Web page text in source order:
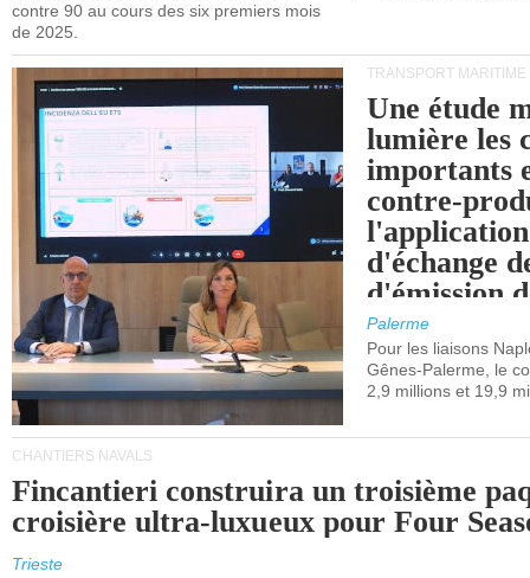
contre 90 au cours des six premiers mois
de 2025.
TRANSPORT MARITIME
Une étude
lumière les
importants
contre-
d'échange
d'émission
(SEQE-UE)
maritimes
occidentale.
Palerme
Pour les liaisons
Gênes-Palerme, le
2,9 millions et 19,9
CHANTIERS NAVALS
Fincantieri construira un troisième
croisière ultra-luxueux pour Four
Trieste